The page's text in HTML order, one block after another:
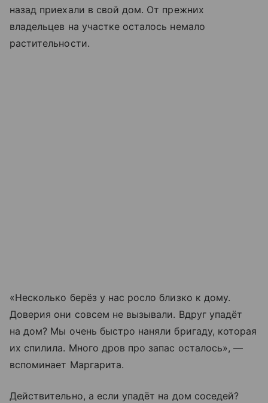
назад приехали в свой дом. От прежних
владельцев на участке осталось немало
растительности.
«Несколько берёз у нас росло близко к дому.
Доверия они совсем не вызывали. Вдруг упадёт
на дом? Мы очень быстро наняли бригаду, которая
их спилила. Много дров про запас осталось», —
вспоминает Маргарита.
Действительно, а если упадёт на дом соседей?